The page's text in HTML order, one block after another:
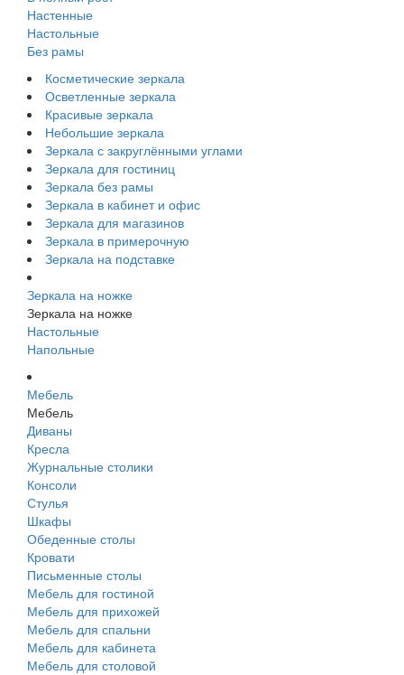
Настенные
Настольные
Без рамы
Косметические зеркала
Осветленные зеркала
Красивые зеркала
Небольшие зеркала
Зеркала с закруглёнными углами
Зеркала для гостиниц
Зеркала без рамы
Зеркала в кабинет и офис
Зеркала для магазинов
Зеркала в примерочную
Зеркала на подставке
Зеркала на ножке
Зеркала на ножке
Настольные
Напольные
Мебель
Мебель
Диваны
Кресла
Журнальные столики
Консоли
Стулья
Шкафы
Обеденные столы
Кровати
Письменные столы
Мебель для гостиной
Мебель для прихожей
Мебель для спальни
Мебель для кабинета
Мебель для столовой